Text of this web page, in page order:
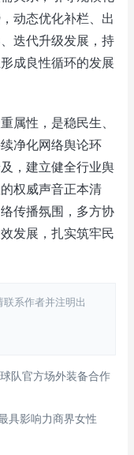
动态优化补栏、出
迭代升级发展，持
成良性循环的发展
属性，是稳民生、
净化网络舆论环
，建立健全行业舆
权威声音正本清
传播氛围，多方协
发展，扎实筑牢民
系作者并注明出
队官方场外装备合作
具影响力商界女性